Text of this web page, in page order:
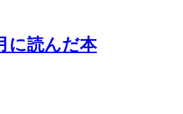
に読んだ本